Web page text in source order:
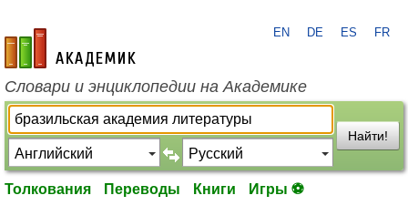
academic.ru
EN DE ES FR
Словари и энциклопедии на Академике
Найти!
Толкования Переводы Книги Игры ⚽